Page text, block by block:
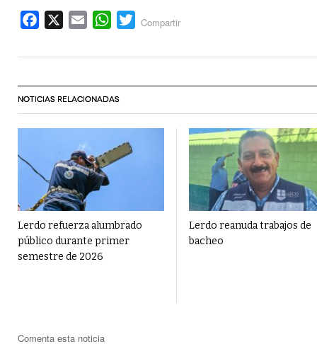
Facebook Email WhatsApp
Twitter
Compartir
NOTICIAS RELACIONADAS
Lerdo refuerza alumbrado
público durante primer
semestre de 2026
Lerdo reanuda trabajos de
bacheo
Comenta esta noticia